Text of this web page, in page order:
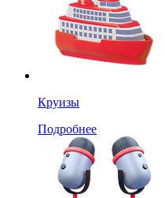
Круизы
Подробнее